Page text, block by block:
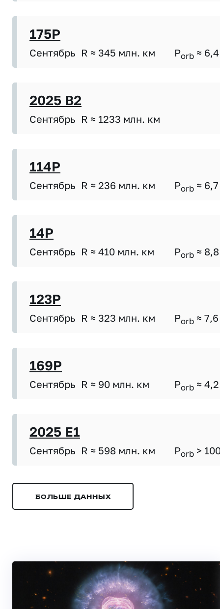
175P
Сентябрь R ≈ 345 млн. км Porb ≈ 6,4
2025 B2
Сентябрь R ≈ 1233 млн. км
114P
Сентябрь R ≈ 236 млн. км Porb ≈ 6,7
14P
Сентябрь R ≈ 410 млн. км Porb ≈ 8,8
123P
Сентябрь R ≈ 323 млн. км Porb ≈ 7,6
169P
Сентябрь R ≈ 90 млн. км Porb ≈ 4,2
2025 E1
Сентябрь R ≈ 598 млн. км Porb >
БОЛЬШЕ ДАННЫХ